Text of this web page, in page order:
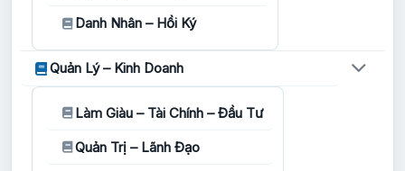
Danh Nhân – Hồi Ký
Quản Lý – Kinh Doanh
Làm Giàu – Tài Chính – Đầu Tư
Quản Trị – Lãnh Đạo